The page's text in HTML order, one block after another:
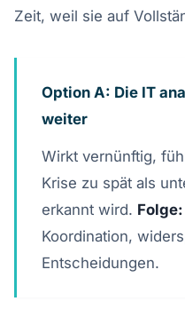
Zeit, weil sie auf
Option A: Die IT
weiter
Wirkt vernünftig,
Krise zu spät als
erkannt wird. Folge:
Koordination,
Entscheidungen.